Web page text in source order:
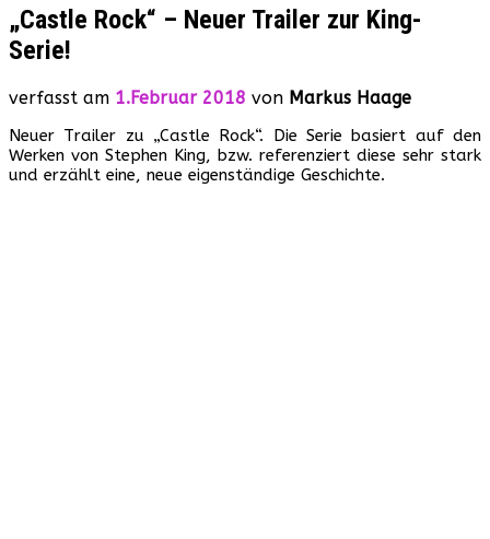
„Castle Rock“ – Neuer Trailer zur King-
Serie!
verfasst am 1.Februar 2018 von Markus Haage
Neuer Trailer zu „Castle Rock“. Die Serie basiert auf den
Werken von Stephen King, bzw. referenziert diese sehr stark
und erzählt eine, neue eigenständige Geschichte.